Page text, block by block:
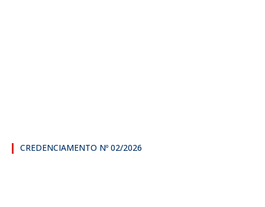
CREDENCIAMENTO Nº 02/2026